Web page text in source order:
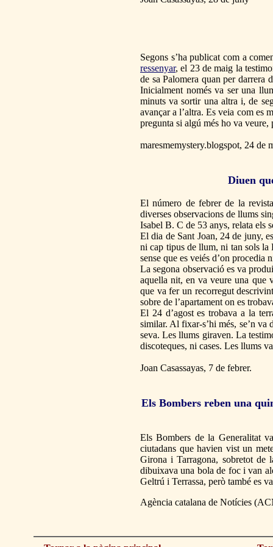
Segons s’ha publicat com a
ressenyar, el 23 de maig la
de sa Palomera quan per darrera
Inicialment només va ser una
minuts va sortir una altra i, de
avançar a l’altra. Es veia com es
pregunta si algú més ho va veure,
maresmemystery.blogspot, 24 de
Diuen
El número de febrer de la
diverses observacions de llums
Isabel B. C de 53 anys, relata els
El dia de Sant Joan, 24 de juny,
ni cap tipus de llum, ni tan sols la
sense que es veiés d’on procedia
La segona observació es va
aquella nit, en va veure una que
que va fer un recorregut
sobre de l’apartament on es
El 24 d’agost es trobava a la
similar. Al fixar-s’hi més, se’n va
seva. Les llums giraven. La
discoteques, ni cases. Les llums
Joan Casassayas, 7 de febrer.
Els Bombers reben una
Els Bombers de la Generalitat
ciutadans que havien vist un
Girona i Tarragona, sobretot de
dibuixava una bola de foc i van
Geltrú i Terrassa, però també es
Agència catalana de Notícies